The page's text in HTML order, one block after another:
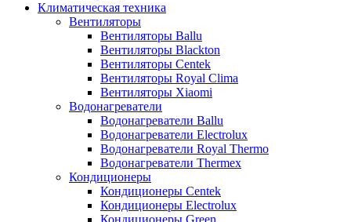
Климатическая техника
Вентиляторы
Вентиляторы Ballu
Вентиляторы Blackton
Вентиляторы Centek
Вентиляторы Royal Clima
Вентиляторы Xiaomi
Водонагреватели
Водонагреватели Ballu
Водонагреватели Electrolux
Водонагреватели Royal Thermo
Водонагреватели Thermex
Кондиционеры
Кондиционеры Centek
Кондиционеры Electrolux
Кондиционеры Green